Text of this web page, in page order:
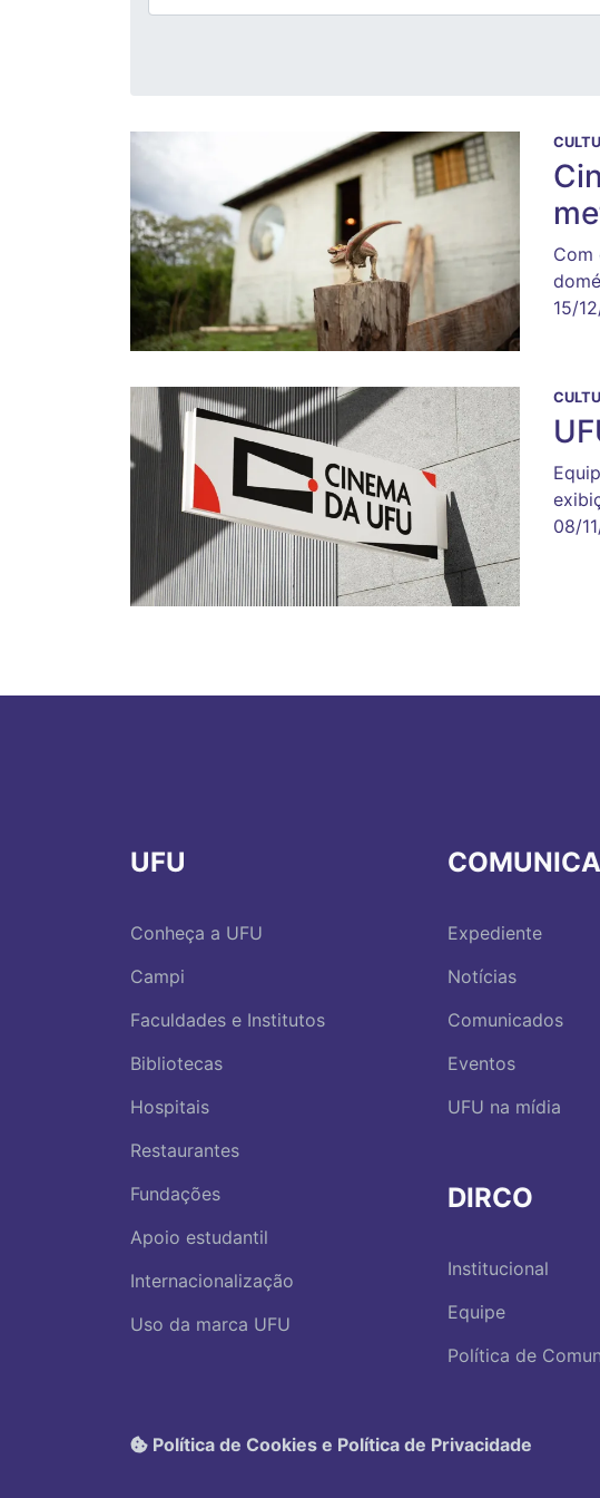
Com
15/
08/
UFU
Conheça a UFU
Campi
Faculdades e Institutos
Bibliotecas
Hospitais
Restaurantes
Fundações
Apoio estudantil
Internacionalização
Uso da marca UFU
COMUNICA
Expediente
Notícias
Comunicados
Eventos
UFU na mídia
DIRCO
Institucional
Equipe
Política de
Política de Cookies e Política de Privacidade